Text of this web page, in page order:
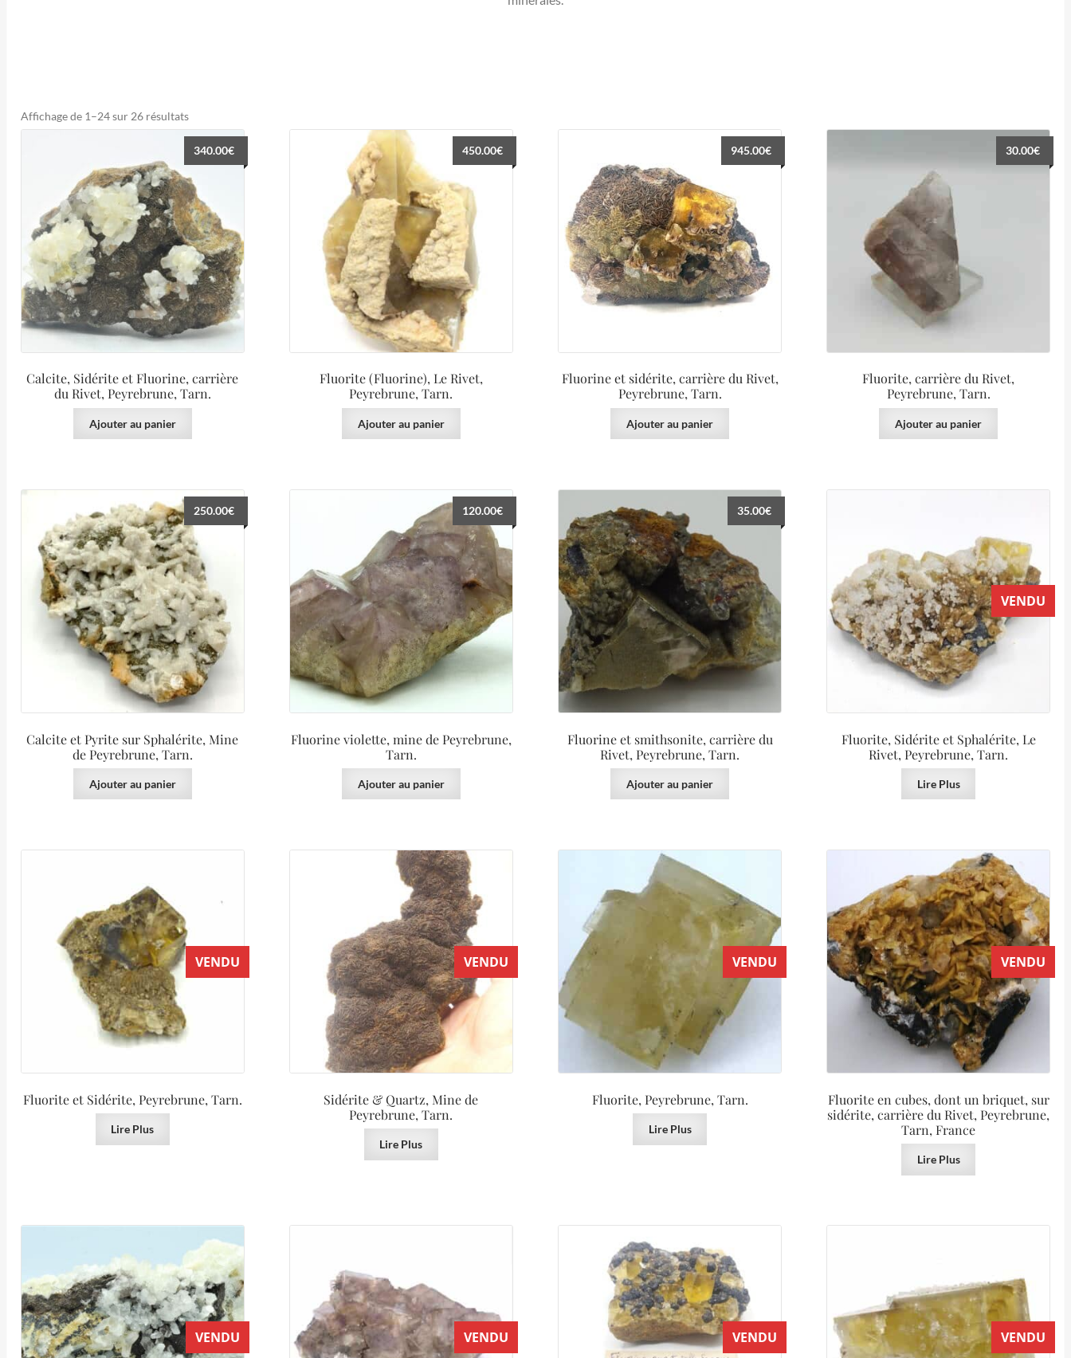
Affichage de 1–24 sur 26 résultatsTrié
du
plus
récent
au
plus
ancien
Calcite, Sidérite et Fluorine, carrière
du Rivet, Peyrebrune, Tarn.
340.00€
Ajouter au panier
Fluorite (Fluorine), Le Rivet,
Peyrebrune, Tarn.
450.00€
Ajouter au panier
Fluorine et sidérite, carrière du Rivet,
Peyrebrune, Tarn.
945.00€
Ajouter au panier
Fluorite, carrière du Rivet,
Peyrebrune, Tarn.
30.00€
Ajouter au panier
Calcite et Pyrite sur Sphalérite, Mine
de Peyrebrune, Tarn.
250.00€
Ajouter au panier
Fluorine violette, mine de Peyrebrune,
Tarn.
120.00€
Ajouter au panier
Fluorine et smithsonite, carrière du
Rivet, Peyrebrune, Tarn.
35.00€
Ajouter au panier
VENDU
Fluorite, Sidérite et Sphalérite, Le
Rivet, Peyrebrune, Tarn.
Lire Plus
VENDU
Fluorite et Sidérite, Peyrebrune, Tarn.
Lire Plus
VENDU
Sidérite & Quartz, Mine de
Peyrebrune, Tarn.
Lire Plus
VENDU
Fluorite, Peyrebrune, Tarn.
Lire Plus
VENDU
Fluorite en cubes, dont un briquet, sur
sidérite, carrière du Rivet, Peyrebrune,
Tarn, France
Lire Plus
VENDU VENDU VENDU VENDU